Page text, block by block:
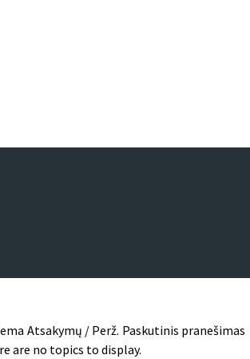
Atsakymų / Perž. Paskutinis pranešimas
are no topics to display.